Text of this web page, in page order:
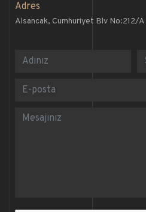
Adres
Alsancak, Cumhuriyet Blv No:212/